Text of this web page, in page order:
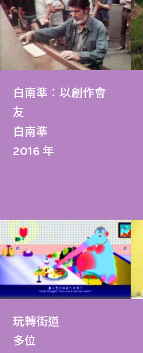
白南準：以創作會
友
白南準
2016 年
玩轉街道
多位